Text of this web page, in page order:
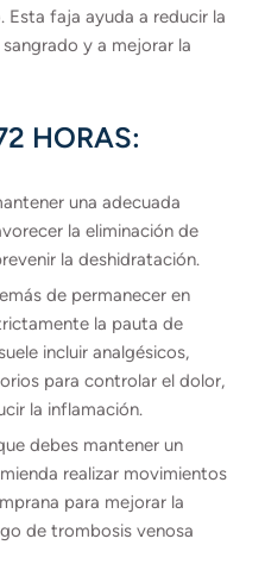
faja ayuda a reducir la
y a mejorar la
HORAS:
una adecuada
la eliminación de
la deshidratación.
de permanecer en
la pauta de
incluir analgésicos,
para controlar el dolor,
la inflamación.
debes mantener un
realizar movimientos
para mejorar la
de trombosis venosa